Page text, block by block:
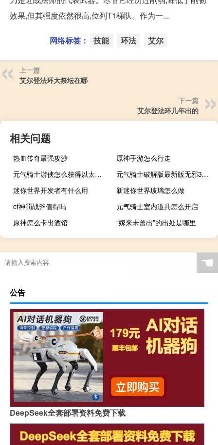
效果,但其强度依然很高,位列T1梯队。作为一...
网络标签： 技能 环法 艾尔
上一篇
艾尔登法环大祭坛在哪
下一篇
艾尔登法环几年出的
相关问题
热血传奇最强攻沙
原神手游怎么行走
元气骑士游侠怎么获得以太抠机皮肤
元气骑士破解版最新版无邪3.1.5
迷你世界开发者有什么用
新迷你世界玻璃怎么做
cf神罚战斧值得吗
元气骑士室内道具怎么开启
原神怎么卡出酒馆
“嫁来未曾出”的出处是哪里
☚
公告
DeepSeek全套部署资料免费下载